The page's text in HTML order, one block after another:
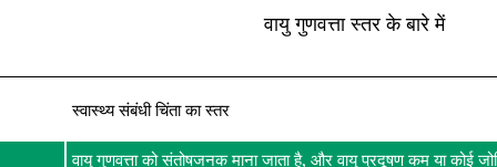
वायु गुणवत्ता स्तर के बारे में
स्वास्थ्य संबंधी चिंता का स्तर
वायु गुणवत्ता को संतोषजनक माना जाता है, और वायु प्रदूषण कम या कोई